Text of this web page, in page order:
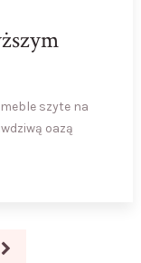
szyte na
oazą